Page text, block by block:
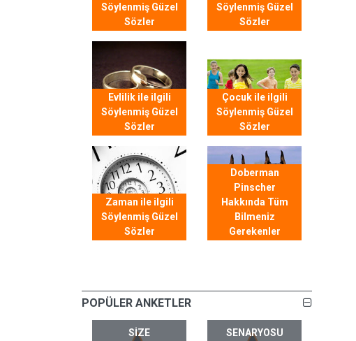
Söylenmiş Güzel
Sözler
Söylenmiş Güzel
Sözler
Evlilik ile ilgili
Söylenmiş Güzel
Sözler
Çocuk ile ilgili
Söylenmiş Güzel
Sözler
Zaman ile ilgili
Söylenmiş Güzel
Sözler
Doberman
Pinscher
Hakkında Tüm
Bilmeniz
Gerekenler
POPÜLER ANKETLER
SIZE
SENARYOSU